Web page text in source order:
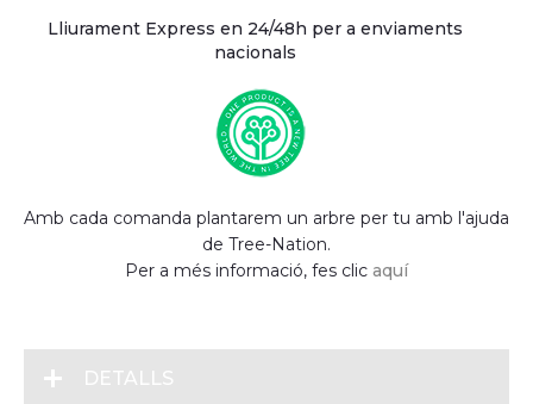
Lliurament Express en 24/48h per a enviaments
nacionals
Amb cada comanda plantarem un arbre per tu amb l'ajuda
de Tree-Nation.
Per a més informació, fes clic aquí
DETALLS